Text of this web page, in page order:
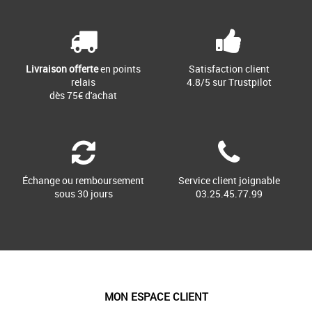
Livraison offerteen points
relais
dès 75€ d'achat
Satisfaction client
4.8/5 sur Trustpilot
Échange ou remboursement
sous 30 jours
Service client joignable
03.25.45.77.99
MON ESPACE CLIENT